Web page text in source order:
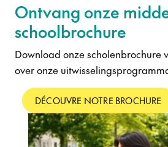
Ontvang onze
schoolbrochure
Download onze scholenbrochure
over onze
DÉCOUVRE NOTRE BROCHURE